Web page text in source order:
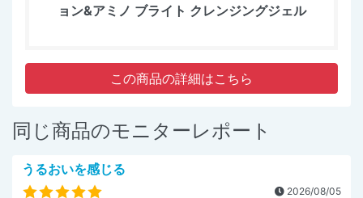
ョン&アミノ ブライト クレンジングジェル
この商品の詳細はこちら
同じ商品のモニターレポート
うるおいを感じる
2026/08/05